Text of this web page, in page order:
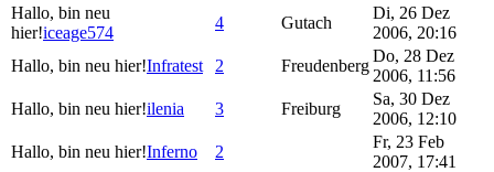
Hallo, bin neu
hier!iceage574
4 Gutach
Di, 26 Dez
2006, 20:16
Hallo, bin neu hier!Infratest 2 Freudenberg
Do, 28 Dez
2006, 11:56
Hallo, bin neu hier!ilenia 3 Freiburg
Sa, 30 Dez
2006, 12:10
Hallo, bin neu hier!Inferno 2
Fr, 23 Feb
2007, 17:41